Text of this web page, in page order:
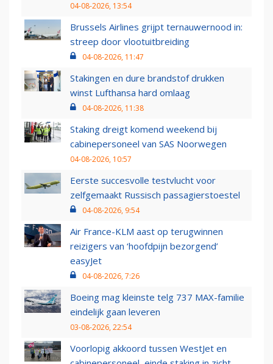
04-08-2026, 13:54
Brussels Airlines grijpt ternauwernood in:
streep door vlootuitbreiding
04-08-2026, 11:47
Stakingen en dure brandstof drukken
winst Lufthansa hard omlaag
04-08-2026, 11:38
Staking dreigt komend weekend bij
cabinepersoneel van SAS Noorwegen
04-08-2026, 10:57
Eerste succesvolle testvlucht voor
zelfgemaakt Russisch passagierstoestel
04-08-2026, 9:54
Air France-KLM aast op terugwinnen
reizigers van ‘hoofdpijn bezorgend’
easyJet
04-08-2026, 7:26
Boeing mag kleinste telg 737 MAX-familie
eindelijk gaan leveren
03-08-2026, 22:54
Voorlopig akkoord tussen WestJet en